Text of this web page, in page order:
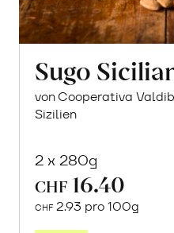
Sugo
von Cooperativa
Sizilien
2 x 280g
CHF 16.40
CHF 2.93 pro 100g